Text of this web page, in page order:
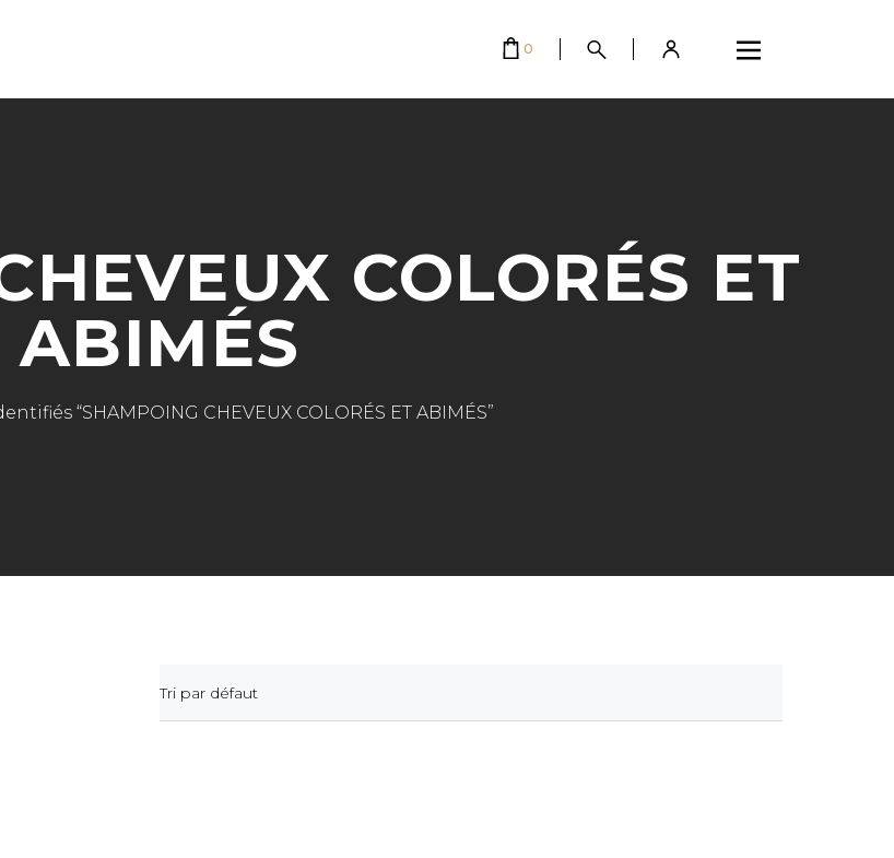
0
COLORÉS ET
ABIMÉS
“SHAMPOING CHEVEUX COLORÉS ET ABIMÉS”
Tri par défaut